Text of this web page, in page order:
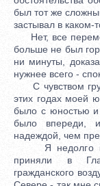
был тот же
застывал в каком-
Нет, все
больше не был
ни минуты,
нужнее всего -
С чувством
этих годах моей
было с юностью
было впереди,
надеждой, чем
Я недолго
приняли в
гражданского